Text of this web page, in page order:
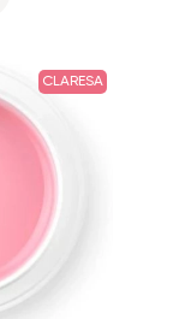
CLARESA